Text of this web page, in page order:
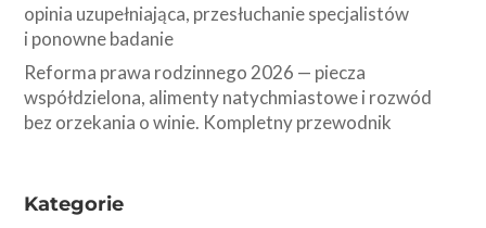
opinia uzupełniająca, przesłuchanie specjalistów
i ponowne badanie
Reforma prawa rodzinnego 2026 — piecza
współdzielona, alimenty natychmiastowe i rozwód
bez orzekania o winie. Kompletny przewodnik
Kategorie